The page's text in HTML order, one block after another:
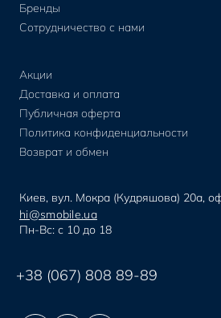
Бренды
Сотрудничество с нами
Акции
Доставка и оплата
Публичная оферта
Политика конфиденциальности
Возврат и обмен
Киев, вул. Мокра (Кудряшова) 20а,
hi@smobile.ua
Пн-Вс: с 10 до 18
+38 (067) 808 89-89